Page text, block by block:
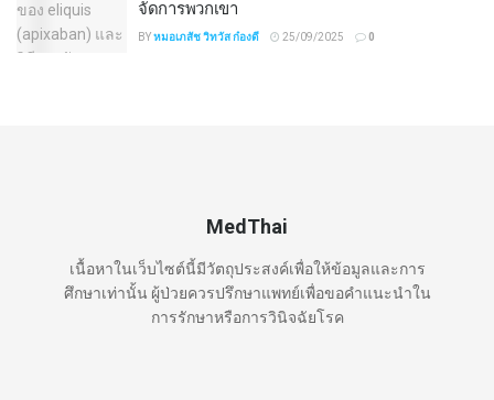
จัดการพวกเขา
BYหมอเภสัช วิทวัส ก๋องดี 25/09/2025 0
MedThai
เนื้อหาในเว็บไซต์นี้มีวัตถุประสงค์เพื่อให้ข้อมูลและการ
ศึกษาเท่านั้น ผู้ป่วยควรปรึกษาแพทย์เพื่อขอคำแนะนำใน
การรักษาหรือการวินิจฉัยโรค